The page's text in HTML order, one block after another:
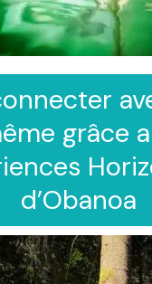
grâce
d’Obanoa